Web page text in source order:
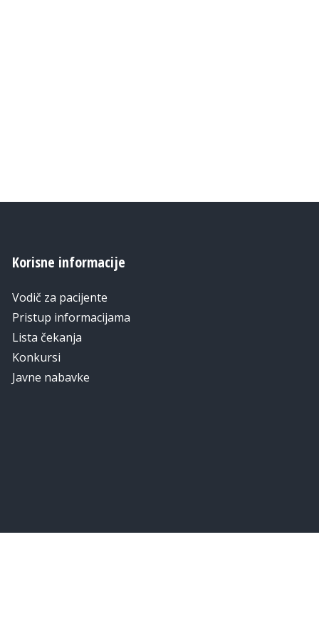
Korisne informacije
Vodič za pacijente
Pristup informacijama
Lista čekanja
Konkursi
Javne nabavke